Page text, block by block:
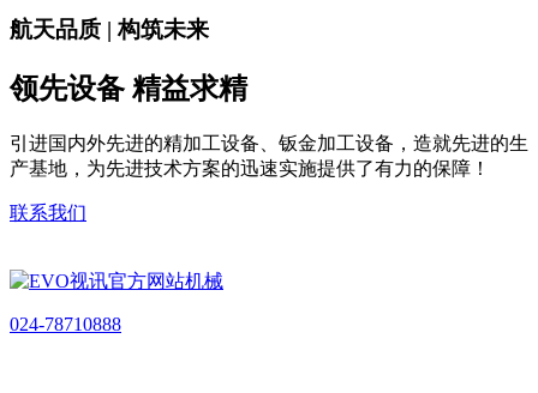
航天品质 | 构筑未来
领先设备 精益求精
引进国内外先进的精加工设备、钣金加工设备，造就先进的生
产基地，为先进技术方案的迅速实施提供了有力的保障！
联系我们
024-78710888